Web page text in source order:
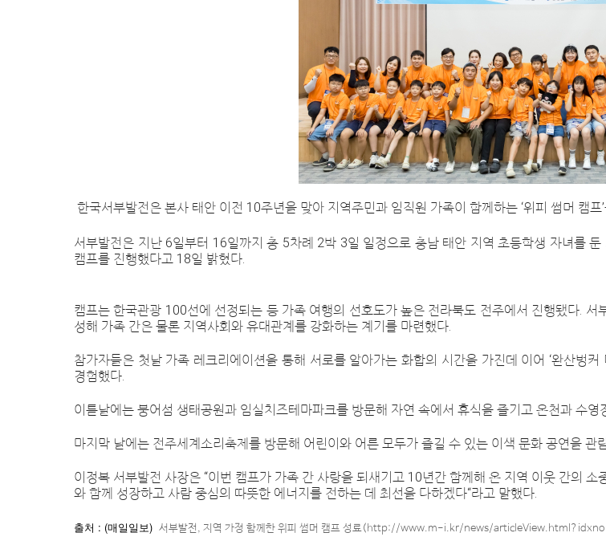
한국서부발전은 본사 태안 이전 10주년을 맞아 지역주민과 임직원 가족이 함께하는 ‘위피 썸머 캠프
서부발전은 지난 6일부터 16일까지 총 5차례 2박 3일 일정으로 충남 태안 지역 초등학생 자녀를
캠프를 진행했다고 18일 밝혔다.
캠프는 한국관광 100선에 선정되는 등 가족 여행의 선호도가 높은 전라북도 전주에서 진행됐다.
성해 가족 간은 물론 지역사회와 유대관계를 강화하는 계기를 마련했다.
참가자들은 첫날 가족 레크리에이션을 통해 서로를 알아가는 화합의 시간을 가진데 이어 ‘완산벙
경험했다.
이튿날에는 붕어섬 생태공원과 임실치즈테마파크를 방문해 자연 속에서 휴식을 즐기고 온천과 수
마지막 날에는 전주세계소리축제를 방문해 어린이와 어른 모두가 즐길 수 있는 이색 문화 공연을
이정복 서부발전 사장은 “이번 캠프가 가족 간 사랑을 되새기고 10년간 함께해 온 지역 이웃 간의
와 함께 성장하고 사람 중심의 따뜻한 에너지를 전하는 데 최선을 다하겠다“라고 말했다.
출처 : (매일일보) 서부발전, 지역 가정 함께한 위피 썸머 캠프 성료(http://www.m-i.kr/news/